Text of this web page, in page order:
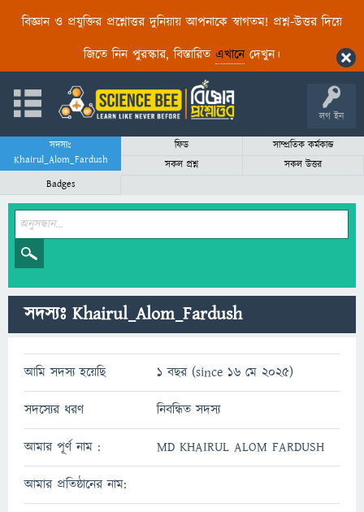
বিজ্ঞান ও প্রযুক্তির প্রশ্নোত্তর দুনিয়ায় আপনাকে স্বাগতম! প্রশ্ন-উত্তর দিয়ে
জিতে নিন পুরস্কার, বিস্তারিত এখানেদেখুন।
লগ ইন
সদস্যঃ
Khairul_Alom_Fardush
ফিড
সাম্প্রতিক কর্মকান্ড
সকল প্রশ্ন
সকল উত্তর
Badges
সদস্যঃ Khairul_Alom_Fardush
আমি সদস্য হয়েছি 1 বছর (since 16 মে 2025)
সদস্যের ধরণ নিবন্ধিত সদস্য
আমার পূর্ণ নাম : MD KHAIRUL ALOM FARDUSH
আমার প্রতিষ্ঠানের নাম: